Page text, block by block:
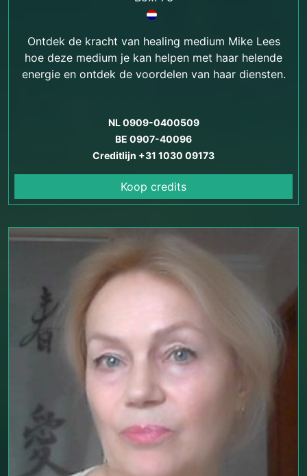
Ontdek de kracht van healing medium Mike Lees
hoe deze medium je kan helpen met haar helende
energie en ontdek de voordelen van haar diensten.
NL 0909-0400509
BE 0907-40096
Creditlijn +31 1030 09173
Koop credits